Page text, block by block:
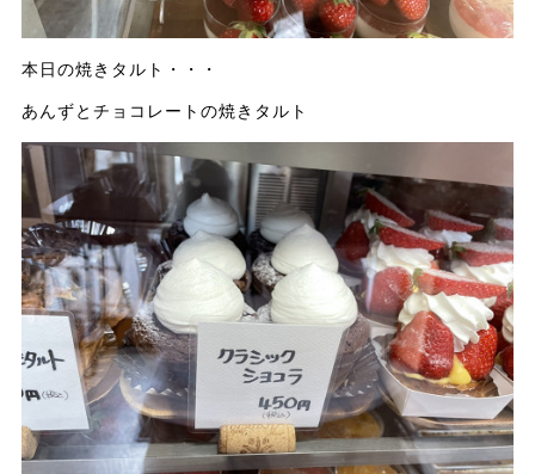
本日の焼きタルト・・・
あんずとチョコレートの焼きタルト